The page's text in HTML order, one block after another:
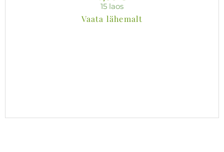
15 laos
Vaata lähemalt